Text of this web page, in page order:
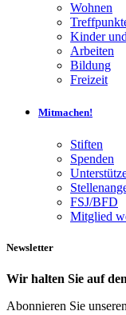
Wohnen
Kinder
Arbeiten
Bildung
Freizeit
Mitmachen!
Stiften
Spenden
FSJ/BFD
Mitglied
Newsletter
Wir halten Sie auf
Abonnieren Sie